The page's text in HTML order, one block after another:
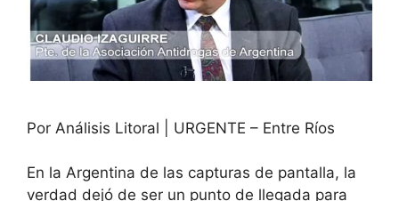
Por Análisis Litoral | URGENTE – Entre Ríos
En la Argentina de las capturas de pantalla, la
verdad dejó de ser un punto de llegada para